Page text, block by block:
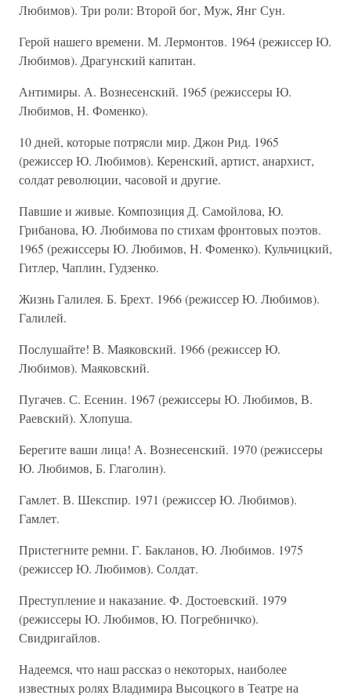
Любимов). Три роли: Второй бог, Муж, Янг Сун.
Герой нашего времени. М. Лермонтов. 1964 (режиссер Ю.
Любимов). Драгунский капитан.
Антимиры. А. Вознесенский. 1965 (режиссеры Ю.
Любимов, Н. Фоменко).
10 дней, которые потрясли мир. Джон Рид. 1965
(режиссер Ю. Любимов). Керенский, артист, анархист,
солдат революции, часовой и другие.
Павшие и живые. Композиция Д. Самойлова, Ю.
Грибанова, Ю. Любимова по стихам фронтовых поэтов.
1965 (режиссеры Ю. Любимов, Н. Фоменко). Кульчицкий,
Гитлер, Чаплин, Гудзенко.
Жизнь Галилея. Б. Брехт. 1966 (режиссер Ю. Любимов).
Галилей.
Послушайте! В. Маяковский. 1966 (режиссер Ю.
Любимов). Маяковский.
Пугачев. С. Есенин. 1967 (режиссеры Ю. Любимов, В.
Раевский). Хлопуша.
Берегите ваши лица! А. Вознесенский. 1970 (режиссеры
Ю. Любимов, Б. Глаголин).
Гамлет. В. Шекспир. 1971 (режиссер Ю. Любимов).
Гамлет.
Пристегните ремни. Г. Бакланов, Ю. Любимов. 1975
(режиссер Ю. Любимов). Солдат.
Преступление и наказание. Ф. Достоевский. 1979
(режиссеры Ю. Любимов, Ю. Погребничко).
Свидригайлов.
Надеемся, что наш рассказ о некоторых, наиболее
известных ролях Владимира Высоцкого в Театре на